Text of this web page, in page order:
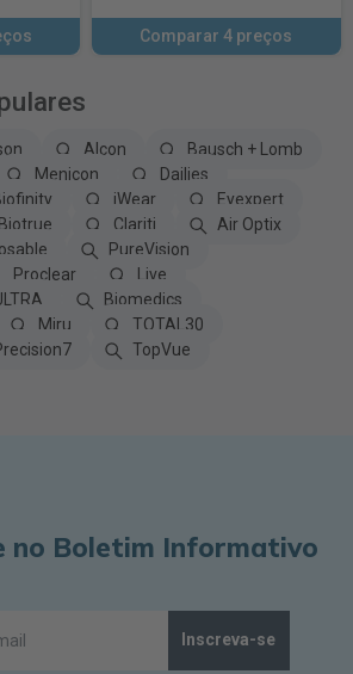
Comparar 4 preços
Alcon
Bausch + Lomb
Menicon
Dailies
iWear
Eyexpert
Biotrue Clariti
Air Optix
PureVision
Proclear
Live
Biomedics
Miru
TOTAL30
TopVue
no Boletim Informativo
Inscreva-se